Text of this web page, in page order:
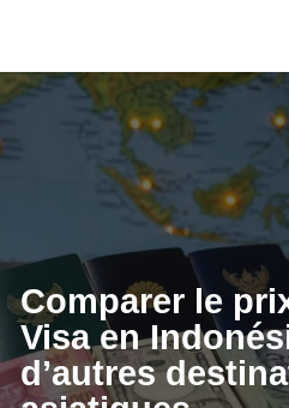
Comparer le
Visa en
d’autres